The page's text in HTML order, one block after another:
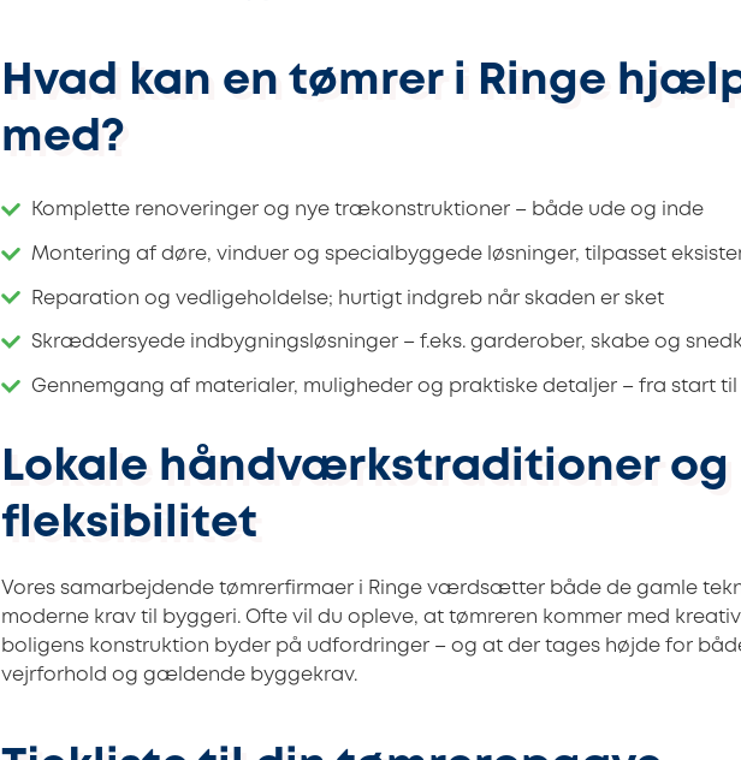
Hvad kan en tømrer i Ringe
med?
Komplette renoveringer og nye trækonstruktioner – både ude og inde
Montering af døre, vinduer og specialbyggede løsninger, tilpasset
Reparation og vedligeholdelse; hurtigt indgreb når skaden er sket
Skræddersyede indbygningsløsninger – f.eks. garderober, skabe og
Gennemgang af materialer, muligheder og praktiske detaljer – fra start
Lokale håndværkstraditioner og
fleksibilitet
Vores samarbejdende tømrerfirmaer i Ringe værdsætter både de gamle
moderne krav til byggeri. Ofte vil du opleve, at tømreren kommer med
boligens konstruktion byder på udfordringer – og at der tages højde for
vejrforhold og gældende byggekrav.